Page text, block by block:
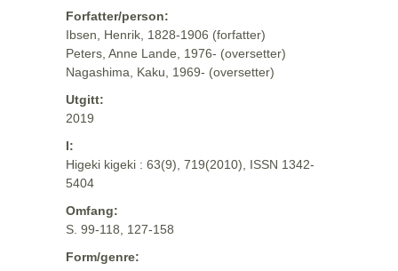
Forfatter/person:
Ibsen, Henrik, 1828-1906 (forfatter)
Peters, Anne Lande, 1976- (oversetter)
Nagashima, Kaku, 1969- (oversetter)
Utgitt:
2019
I:
Higeki kigeki : 63(9), 719(2010), ISSN 1342-
5404
Omfang:
S. 99-118, 127-158
Form/genre: